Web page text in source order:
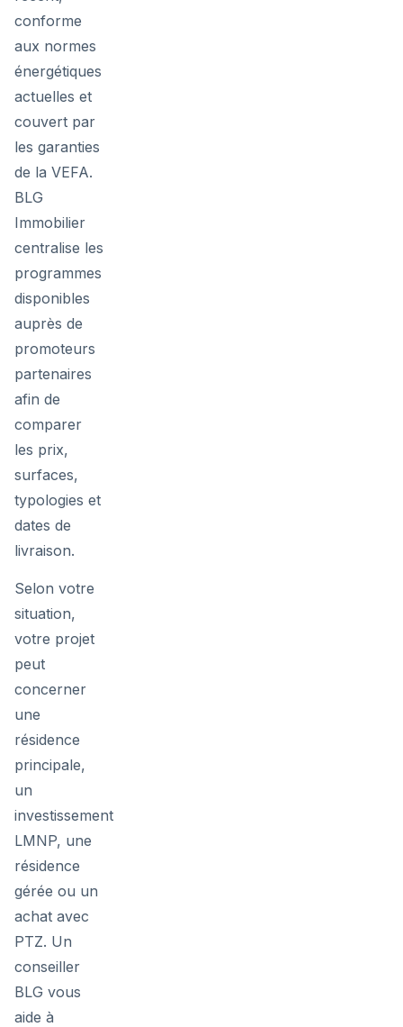
conforme
aux normes
énergétiques
actuelles et
couvert par
les garanties
de la VEFA.
BLG
Immobilier
centralise les
programmes
disponibles
auprès de
promoteurs
partenaires
afin de
comparer
les prix,
surfaces,
typologies et
dates de
livraison.
Selon votre
situation,
votre projet
peut
concerner
une
résidence
principale,
un
investissement
LMNP, une
résidence
gérée ou un
achat avec
PTZ. Un
conseiller
BLG vous
aide à